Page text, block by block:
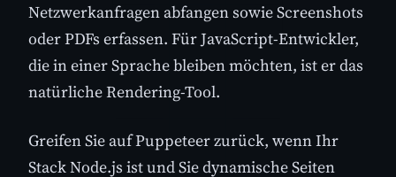
Netzwerkanfragen abfangen sowie Screenshots
oder PDFs erfassen. Für JavaScript-Entwickler,
die in einer Sprache bleiben möchten, ist er das
natürliche Rendering-Tool.
Greifen Sie auf Puppeteer zurück, wenn Ihr
Stack Node.js ist und Sie dynamische Seiten